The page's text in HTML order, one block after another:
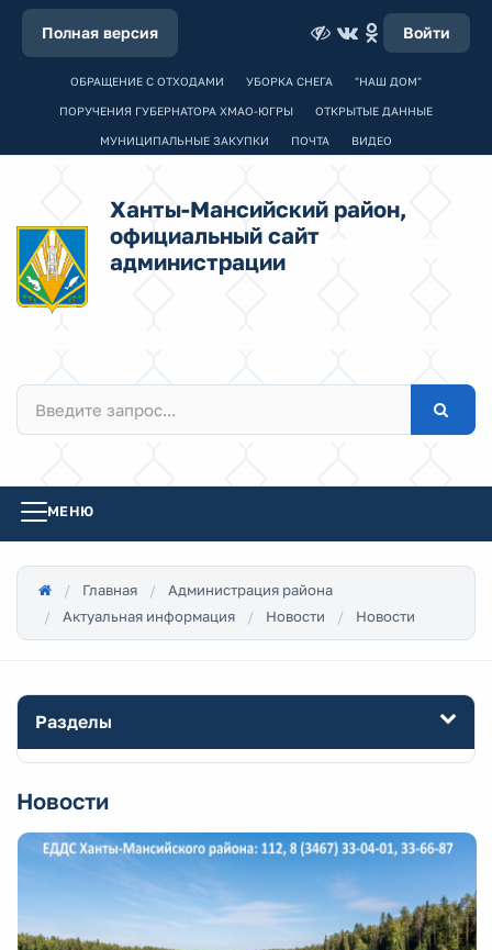
Полная версия Войти
ОБРАЩЕНИЕ С ОТХОДАМИ УБОРКА СНЕГА "НАШ ДОМ"
ПОРУЧЕНИЯ ГУБЕРНАТОРА ХМАО-ЮГРЫ ОТКРЫТЫЕ ДАННЫЕ
МУНИЦИПАЛЬНЫЕ ЗАКУПКИ ПОЧТА ВИДЕО
Ханты-Мансийский район,
официальный сайт
администрации
МЕНЮ
Главная
Администрация района
Актуальная информация
Новости Новости
Разделы
Новости